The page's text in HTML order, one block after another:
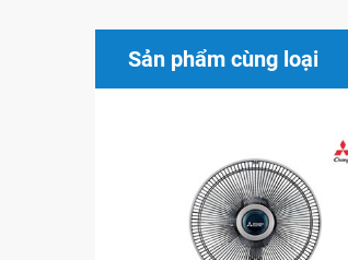
phẩm còn có hệ thống bảo
Đồng thời lồng bảo vệ có
Nhược điểm
Quạt bàn Panasonic F400CI
Sản phẩm cùng loại